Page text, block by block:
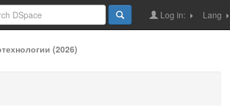
Lang
Log in:
(2026)